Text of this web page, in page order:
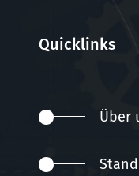
Quicklinks
Über